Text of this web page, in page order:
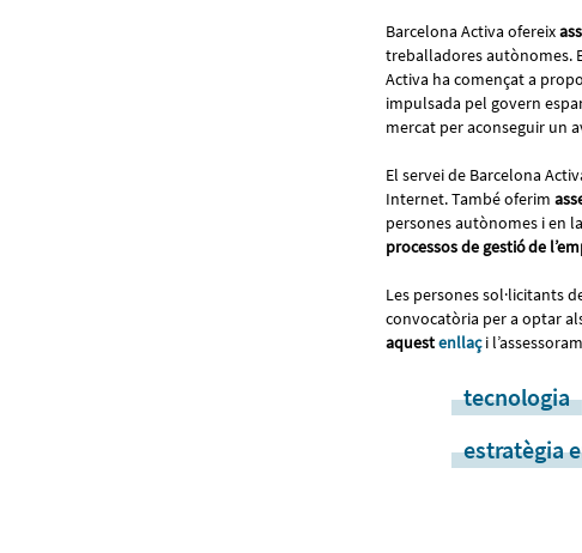
Barcelona Activa ofereix
treballadores autònomes.
Activa ha començat a
impulsada pel govern
mercat per aconseguir un
El servei de Barcelona
Internet. També oferim
persones autònomes i en
processos de gestió de
Les persones sol·licitants
convocatòria per a optar
aquestenllaçi
tecnologia
estratègia